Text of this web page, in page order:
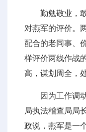
勤勉敬业，
对燕军的评价。
配合的老同事、
样评价两线作战
高，谋划周全，
因为工作调
局执法稽查局局
政说，燕军是一